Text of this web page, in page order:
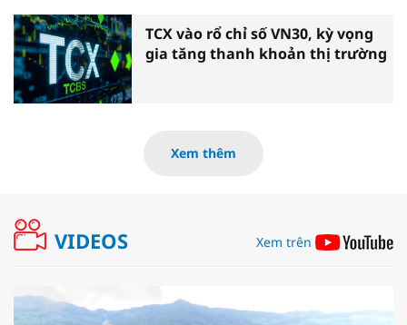
TCX vào rổ chỉ số VN30, kỳ vọng
gia tăng thanh khoản thị trường
Xem thêm
VIDEOS Xem trên